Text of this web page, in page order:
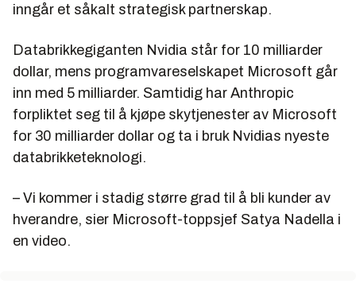
inngår et såkalt strategisk partnerskap.
Databrikkegiganten Nvidia står for 10 milliarder
dollar, mens programvareselskapet Microsoft går
inn med 5 milliarder. Samtidig har Anthropic
forpliktet seg til å kjøpe skytjenester av Microsoft
for 30 milliarder dollar og ta i bruk Nvidias nyeste
databrikketeknologi.
– Vi kommer i stadig større grad til å bli kunder av
hverandre, sier Microsoft-toppsjef Satya Nadella i
en video.